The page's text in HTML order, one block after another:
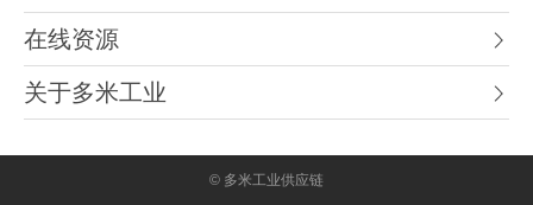
在线资源
关于多米工业
© 多米工业供应链